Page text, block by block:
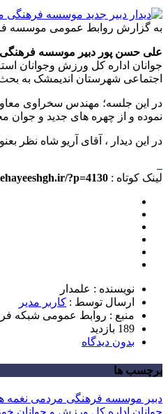
به گزارش روابط عمومی موسسه
علی حسن پور دبیر موسسه
جوانان اداره کل ورزش وجوانان
اجتماعی شهرستان اندیمشک به بحث
در این جلسه؛ مهندس سخراوی
نموده و از چهره های جدید و جوان
در این دیدار ، آقای آریو شاه
لینک کوتاه : ?p=4130
نویسنده : علمدار
ارسال توسط : کاربر مدیر
منبع : روابط عمومی شبکه
189 بازدید
بدون دیدگاه
برچسب ها
دبیر موسسه فرهنگی مردمی نغمه
جوانان اداره کل ورزش و جوانان